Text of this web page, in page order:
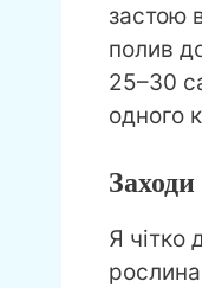
застою
полив
25–30
одного
Я